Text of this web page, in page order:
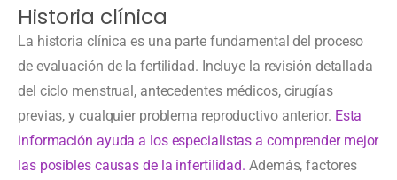
Historia clínica
La historia clínica es una parte fundamental del proceso
de evaluación de la fertilidad. Incluye la revisión detallada
del ciclo menstrual, antecedentes médicos, cirugías
previas, y cualquier problema reproductivo anterior. Esta
información ayuda a los especialistas a comprender mejor
las posibles causas de la infertilidad. Además, factores